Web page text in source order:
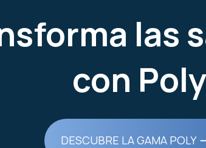
las
con Poly
DESCUBRE LA GAMA POLY